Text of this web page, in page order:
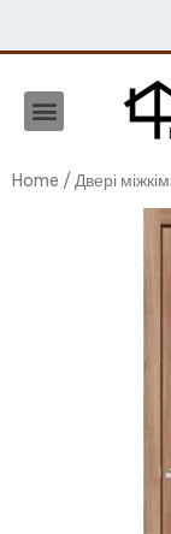
Home / Двері